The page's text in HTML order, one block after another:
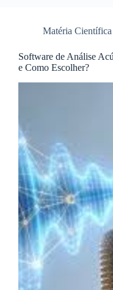
Matéria Científica
Software de Análise
e Como Escolher?